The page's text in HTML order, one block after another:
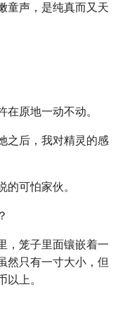
童声，是纯真而又天
原地一动不动。
之后，我对精灵的感
可怕家伙。
，笼子里面镶嵌着一
然只有一寸大小，但
上。